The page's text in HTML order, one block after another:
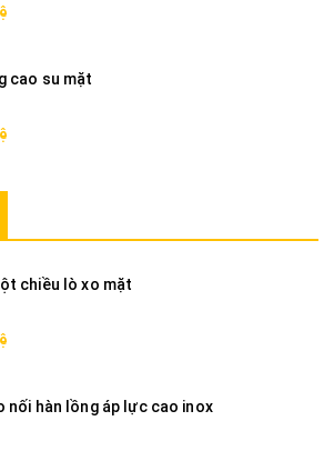
cao su mặt
chiều lò xo mặt
nối hàn lồng áp lực cao inox